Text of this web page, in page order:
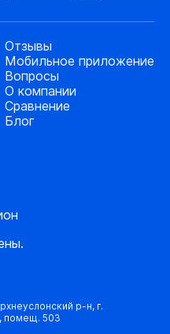
Отзывы
Мобильное приложение
Вопросы
О компании
Сравнение
Блог
р-н, г.
помещ. 503